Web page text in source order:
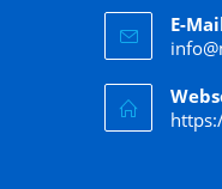
Hornby
Jägerndorfer
Kato
Kibri
E-